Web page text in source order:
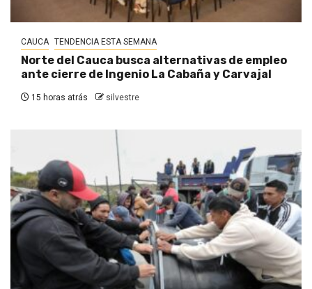
CAUCA TENDENCIA ESTA SEMANA
Norte del Cauca busca alternativas de empleo
ante cierre de Ingenio La Cabaña y Carvajal
15 horas atrás silvestre